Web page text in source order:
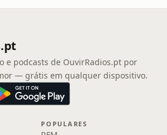
e podcasts de OuvirRadios.pt por
— grátis em qualquer dispositivo.
POPULARES